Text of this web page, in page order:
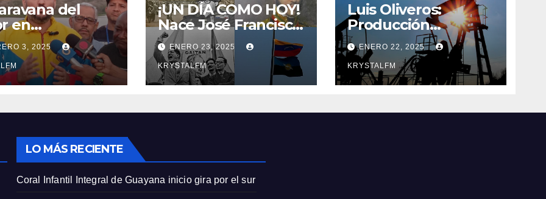
del
en
3, 2025
¡UN DÍA COMO HOY!
Nace José Francisco
Bermúdez || Nace
Jorge Eliecer Gaitán
|| Derrocamiento de
Marcos Pérez
Alfonso Carrasquel
#23ENE
ENERO 23, 2025
KRYSTALFM
Luis Oliveros:
Producción
petrolera podría
caer en 30% si EEUU
elimina las licencias
a Venezuela
ENERO 22, 2025
KRYSTALFM
LO MÁS RECIENTE
Coral Infantil Integral de Guayana inicio gira por el sur